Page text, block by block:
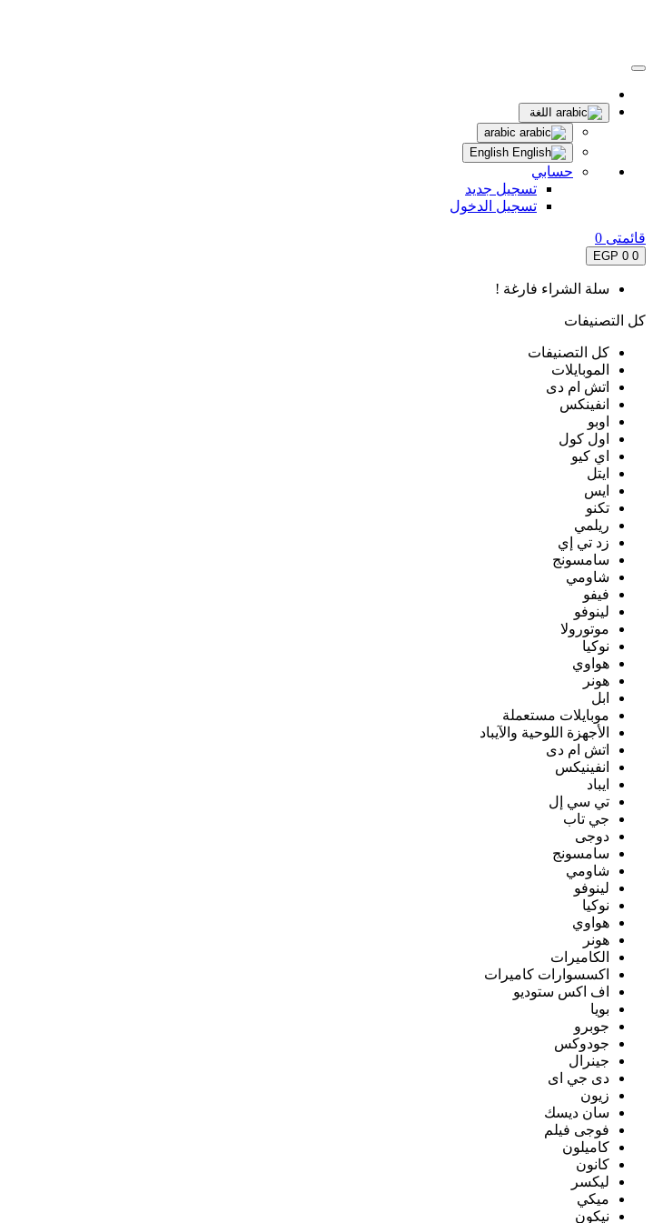
اللغة
حسابي
تسجيل جديد
تسجيل الدخول
قائمتى 0
0
0 EGP
سلة الشراء فارغة !
كل التصنيفات
كل التصنيفات
الموبايلات
اتش ام دى
انفينكس
اوبو
اول كول
اي كيو
ايتل
ايس
تكنو
ريلمي
زد تي إي
سامسونج
شاومي
فيفو
لينوفو
موتورولا
نوكيا
هواوي
هونر
ابل
موبايلات مستعملة
الأجهزة اللوحية والآيباد
اتش ام دى
انفينيكس
ايباد
تي سي إل
جي تاب
دوجى
سامسونج
شاومي
لينوفو
نوكيا
هواوي
هونر
الكاميرات
اكسسوارات كاميرات
اف اكس ستوديو
بويا
جوبرو
جودوكس
جينرال
دى جي اى
زيون
سان ديسك
فوجى فيلم
كاميلون
كانون
ليكسر
ميكي
نيكون